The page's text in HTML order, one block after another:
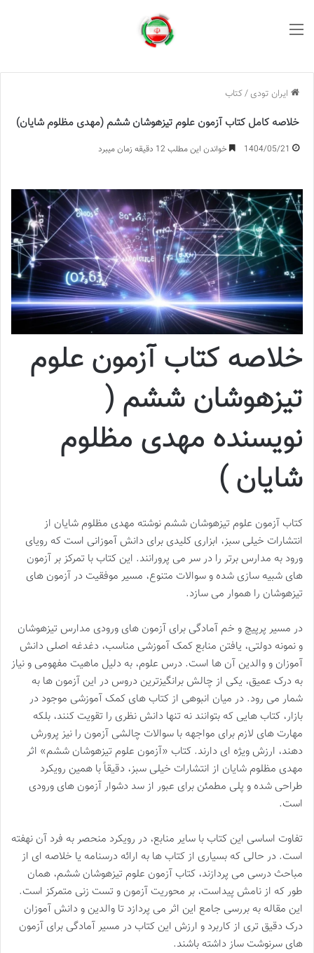
ایران تودی /کتاب
خلاصه کامل کتاب آزمون علوم تیزهوشان ششم (مهدی مظلوم شایان)
1404/05/21 خواندن این مطلب 12 دقیقه زمان میبرد
خلاصه کتاب آزمون علوم
تیزهوشان ششم (
نویسنده مهدی مظلوم
شایان )
کتاب آزمون علوم تیزهوشان ششم نوشته مهدی مظلوم شایان از
انتشارات خیلی سبز، ابزاری کلیدی برای دانش آموزانی است که رویای
ورود به مدارس برتر را در سر می پرورانند. این کتاب با تمرکز بر آزمون
های شبیه سازی شده و سوالات متنوع، مسیر موفقیت در آزمون های
تیزهوشان را هموار می سازد.
در مسیر پرپیچ و خم آمادگی برای آزمون های ورودی مدارس تیزهوشان
و نمونه دولتی، یافتن منابع کمک آموزشی مناسب، دغدغه اصلی دانش
آموزان و والدین آن ها است. درس علوم، به دلیل ماهیت مفهومی و نیاز
به درک عمیق، یکی از چالش برانگیزترین دروس در این آزمون ها به
شمار می رود. در میان انبوهی از کتاب های کمک آموزشی موجود در
بازار، کتاب هایی که بتوانند نه تنها دانش نظری را تقویت کنند، بلکه
مهارت های لازم برای مواجهه با سوالات چالشی آزمون را نیز پرورش
دهند، ارزش ویژه ای دارند. کتاب «آزمون علوم تیزهوشان ششم» اثر
مهدی مظلوم شایان از انتشارات خیلی سبز، دقیقاً با همین رویکرد
طراحی شده و پلی مطمئن برای عبور از سد دشوار آزمون های ورودی
است.
تفاوت اساسی این کتاب با سایر منابع، در رویکرد منحصر به فرد آن نهفته
است. در حالی که بسیاری از کتاب ها به ارائه درسنامه یا خلاصه ای از
مباحث درسی می پردازند، کتاب آزمون علوم تیزهوشان ششم، همان
طور که از نامش پیداست، بر محوریت آزمون و تست زنی متمرکز است.
این مقاله به بررسی جامع این اثر می پردازد تا والدین و دانش آموزان
درک دقیق تری از کاربرد و ارزش این کتاب در مسیر آمادگی برای آزمون
های سرنوشت ساز داشته باشند.